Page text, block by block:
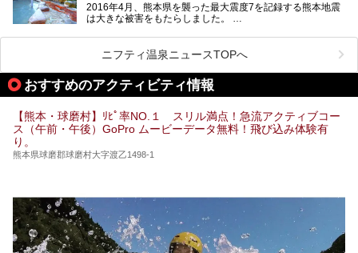
出すスーパー銭湯が豊富です。なかでも注目のスーパー銭湯
をピックアップしました。
2016年4月、熊本県を襲った最大震度7を記録する熊本地震
は大きな被害をもたらしました。
阿蘇山麓の南阿蘇村の「地獄温泉 清風荘」、そして「清風
荘」から400mほど離れた「垂玉（たるたま）温泉 山口旅
館」の2軒は、この地震による土砂崩れなどのために、一時
期は孤立状態に。もしかしたらこの時のニュースで、「地獄
温泉」と「垂玉温泉」の名前を知った人もいるかもしれませ
ん。
この2軒は今どうなっているのでしょうか。実は現在は「地
獄温泉 青風荘．」「垂玉温泉 瀧日和」として営業を再開し
します。
ニフティ温泉ニュースTOPへ
おすすめのアクティビティ情報
【熊本・球磨村】ﾘﾋﾟ率NO.１ スリル満点！急流アクティブコー
ス（午前・午後）GoPro ムービーデータ無料！飛び込み体験有
り。
熊本県球磨郡球磨村大字渡乙1498-1